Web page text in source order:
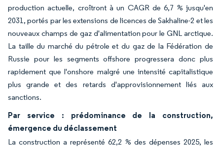
production actuelle, croîtront à un CAGR de 6,7 % jusqu'en
2031, portés par les extensions de licences de Sakhaline-2 et les
nouveaux champs de gaz d'alimentation pour le GNL arctique.
La taille du marché du pétrole et du gaz de la Fédération de
Russie pour les segments offshore progressera donc plus
rapidement que l'onshore malgré une intensité capitalistique
plus grande et des retards d'approvisionnement liés aux
sanctions.
Par service : prédominance de la construction,
émergence du déclassement
La construction a représenté 62,2 % des dépenses 2025, les